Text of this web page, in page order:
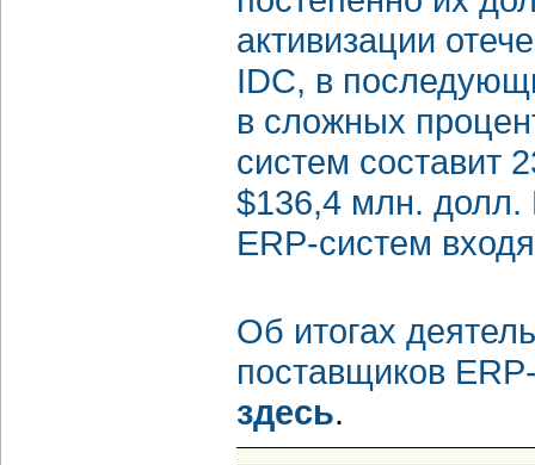
активизации
IDC, в
в сложных
систем составит
$136,4 млн. долл.
ERP-систем
Об итогах
поставщиков
здесь.